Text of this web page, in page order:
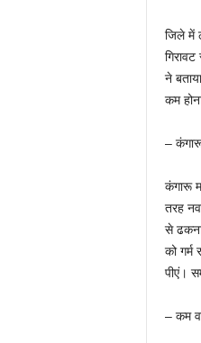
जिले में
ने
कम
–
कंगारू
तरह
से
को गर्म
पीएं।
– कम